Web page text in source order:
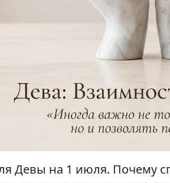
Девы на 1 июля. Почему